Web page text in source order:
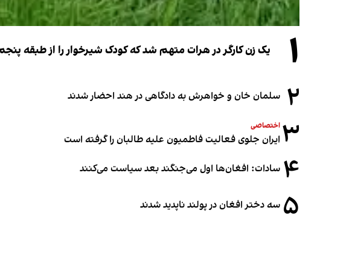
۱ یک زن کارگر در هرات متهم شد که کودک شیرخوار را از طبقه
۲ سلمان خان و خواهرش به دادگاهی در هند احضار شدند
۳ اختصاصی
ایران جلوی فعالیت فاطمیون علیه طالبان را گرفته است
۴ سادات: افغان‌ها اول می‌جنگند بعد سیاست می‌کنند
۵ سه دختر افغان در پولند ناپدید شدند